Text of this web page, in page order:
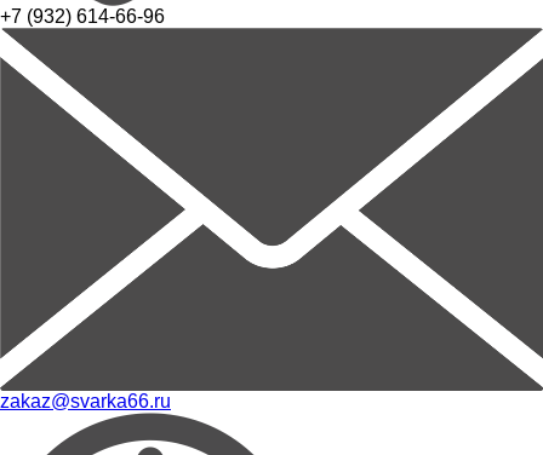
+7 (932) 614-66-96
zakaz@svarka66.ru